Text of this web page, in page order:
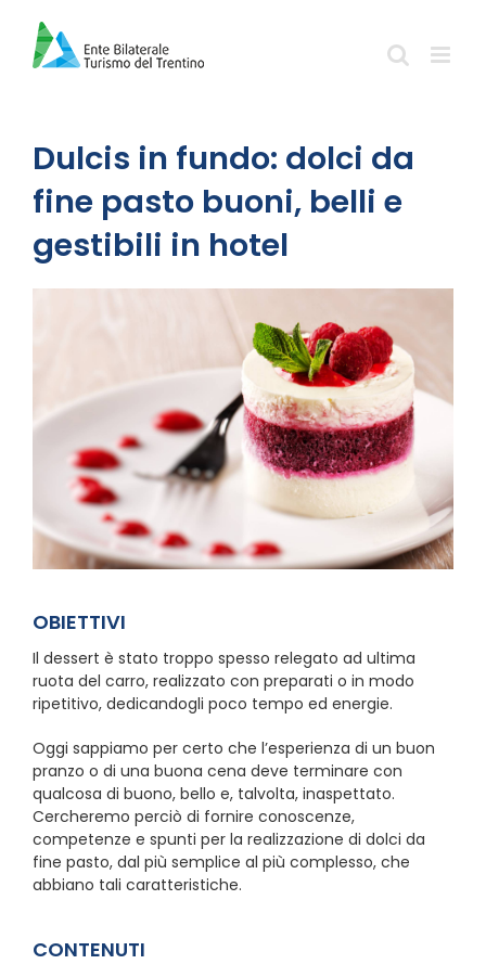
contenuto
Dulcis in fundo: dolci da
fine pasto buoni, belli e
gestibili in hotel
OBIETTIVI
Il dessert è stato troppo spesso relegato ad ultima
ruota del carro, realizzato con preparati o in modo
ripetitivo, dedicandogli poco tempo ed energie.
Oggi sappiamo per certo che l’esperienza di un buon
pranzo o di una buona cena deve terminare con
qualcosa di buono, bello e, talvolta, inaspettato.
Cercheremo perciò di fornire conoscenze,
competenze e spunti per la realizzazione di dolci da
fine pasto, dal più semplice al più complesso, che
abbiano tali caratteristiche.
CONTENUTI